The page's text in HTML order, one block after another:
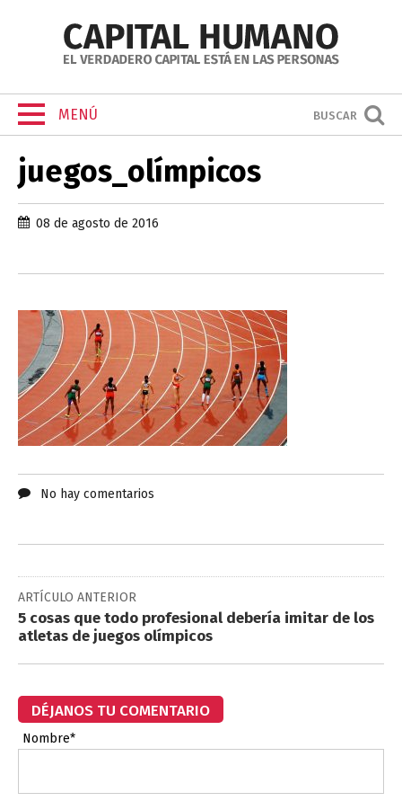
MENÚ BUSCAR
juegos_olímpicos
08 de agosto de 2016
No hay comentarios
ARTÍCULO ANTERIOR
5 cosas que todo profesional debería imitar de los
atletas de juegos olímpicos
DÉJANOS TU COMENTARIO
Nombre*